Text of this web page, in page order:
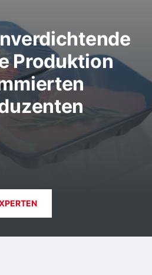
Produktion